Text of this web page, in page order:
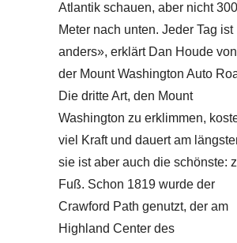
Atlantik schauen, aber nicht 300
Meter nach unten. Jeder Tag ist
anders», erklärt Dan Houde von
der Mount Washington Auto
Die dritte Art, den Mount
Washington zu erklimmen,
viel Kraft und dauert am
sie ist aber auch die schönste:
Fuß. Schon 1819 wurde der
Crawford Path genutzt, der am
Highland Center des